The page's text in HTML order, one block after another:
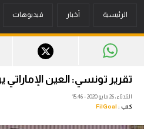
أخبار
ميركاتو
الرئيسية أخبار فيديوهات
تقرير تونسي: العين
الثلاثاء، 26 مايو 2020 - 15:46
كتب : FilGoal